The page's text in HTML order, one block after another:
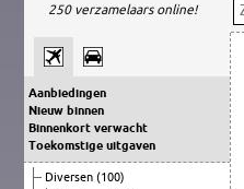
250 verzamelaars online!
Aanbiedingen
Nieuw binnen
Binnenkort verwacht
Toekomstige uitgaven
Diversen (100)